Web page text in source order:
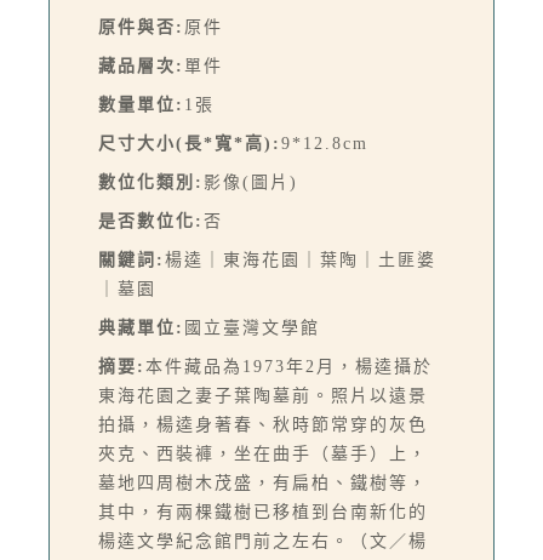
原件與否: 原件
藏品層次: 單件
數量單位: 1張
尺寸大小(長*寬*高): 9*12.8cm
數位化類別: 影像(圖片)
是否數位化: 否
關鍵詞: 楊逵｜東海花園｜葉陶｜土匪婆
｜墓園
典藏單位: 國立臺灣文學館
摘要: 本件藏品為1973年2月，楊逵攝於
東海花園之妻子葉陶墓前。照片以遠景
拍攝，楊逵身著春、秋時節常穿的灰色
夾克、西裝褲，坐在曲手（墓手）上，
墓地四周樹木茂盛，有扁柏、鐵樹等，
其中，有兩棵鐵樹已移植到台南新化的
楊逵文學紀念館門前之左右。（文／楊